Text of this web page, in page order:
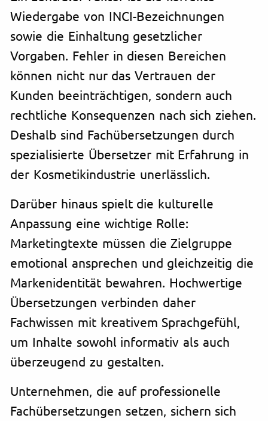
Wiedergabe von INCI-Bezeichnungen
sowie die Einhaltung gesetzlicher
Vorgaben. Fehler in diesen Bereichen
können nicht nur das Vertrauen der
Kunden beeinträchtigen, sondern auch
rechtliche Konsequenzen nach sich ziehen.
Deshalb sind Fachübersetzungen durch
spezialisierte Übersetzer mit Erfahrung in
der Kosmetikindustrie unerlässlich.
Darüber hinaus spielt die kulturelle
Anpassung eine wichtige Rolle:
Marketingtexte müssen die Zielgruppe
emotional ansprechen und gleichzeitig die
Markenidentität bewahren. Hochwertige
Übersetzungen verbinden daher
Fachwissen mit kreativem Sprachgefühl,
um Inhalte sowohl informativ als auch
überzeugend zu gestalten.
Unternehmen, die auf professionelle
Fachübersetzungen setzen, sichern sich